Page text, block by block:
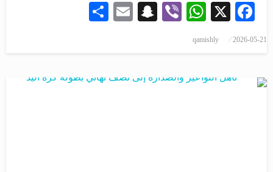
Facebook
X
WhatsApp
Viber
Snapchat
Email
2026-05-21
qamishly